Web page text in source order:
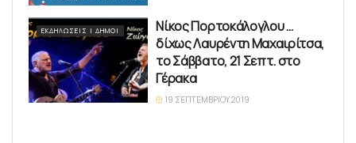
ΕΚΔΗΛΏΣΕΙΣ | ΔΉΜΟΙ
Νίκος Πορτοκάλογλου …
δίχως Λαυρέντη Μαχαιρίτσα,
το Σάββατο, 21 Σεπτ. στο
Γέρακα
19 ΣΕΠΤΕΜΒΡΊΟΥ 2019